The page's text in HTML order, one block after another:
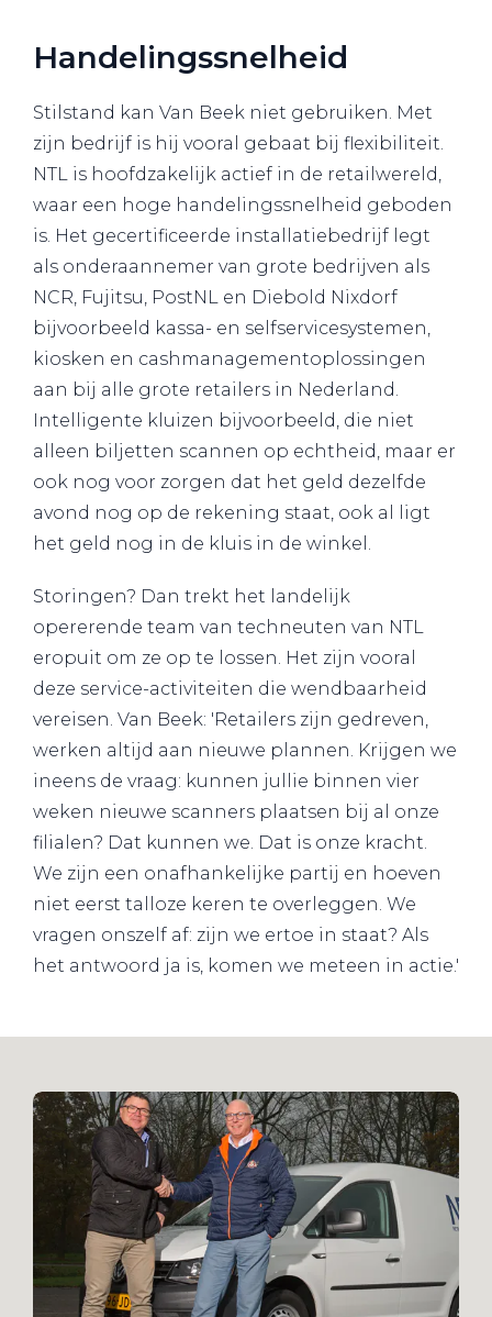
Handelingssnelheid
Stilstand kan Van Beek niet gebruiken. Met
zijn bedrijf is hij vooral gebaat bij flexibiliteit.
NTL is hoofdzakelijk actief in de retailwereld,
waar een hoge handelingssnelheid geboden
is. Het gecertificeerde installatiebedrijf legt
als onderaannemer van grote bedrijven als
NCR, Fujitsu, PostNL en Diebold Nixdorf
bijvoorbeeld kassa- en selfservicesystemen,
kiosken en cashmanagementoplossingen
aan bij alle grote retailers in Nederland.
Intelligente kluizen bijvoorbeeld, die niet
alleen biljetten scannen op echtheid, maar er
ook nog voor zorgen dat het geld dezelfde
avond nog op de rekening staat, ook al ligt
het geld nog in de kluis in de winkel.
Storingen? Dan trekt het landelijk
opererende team van techneuten van NTL
eropuit om ze op te lossen. Het zijn vooral
deze service-activiteiten die wendbaarheid
vereisen. Van Beek: 'Retailers zijn gedreven,
werken altijd aan nieuwe plannen. Krijgen we
ineens de vraag: kunnen jullie binnen vier
weken nieuwe scanners plaatsen bij al onze
filialen? Dat kunnen we. Dat is onze kracht.
We zijn een onafhankelijke partij en hoeven
niet eerst talloze keren te overleggen. We
vragen onszelf af: zijn we ertoe in staat? Als
het antwoord ja is, komen we meteen in actie.'